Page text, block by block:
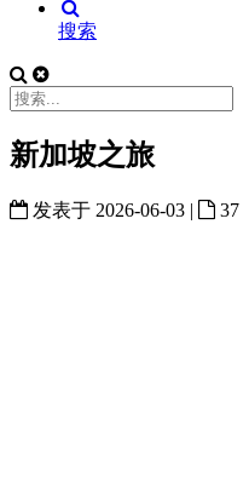
搜索
新加坡之旅
发表于 2026-06-03 | 37